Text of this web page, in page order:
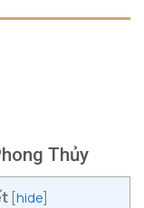
Thủy
[hide]